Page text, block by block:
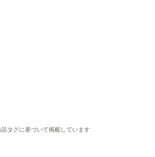
タグに基づいて掲載しています